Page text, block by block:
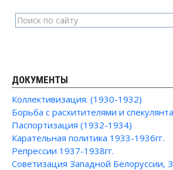
ДОКУМЕНТЫ
Коллективизация. (1930-1932)
Борьба с расхитителями и
Паспортизация (1932-1934)
Карательная политика 1933-1936гг.
Репрессии 1937-1938гг.
Советизация Западной Белоруссии,